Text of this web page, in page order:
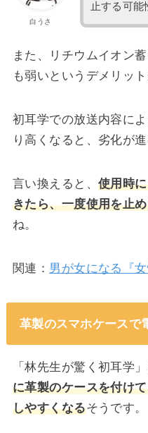
白うさ
止する可能
また、リチウムイオン
も弱いというデメリット
初耳学での放送内容に
り高くなると、劣化が進
言い換えると、 使用時
きたら、一度使用を止
ね。
関連： 男が女になる『
革製のスマホケースで
「林先生が驚く初耳学」
に革製のケースを付け
しやすくなるそうです。